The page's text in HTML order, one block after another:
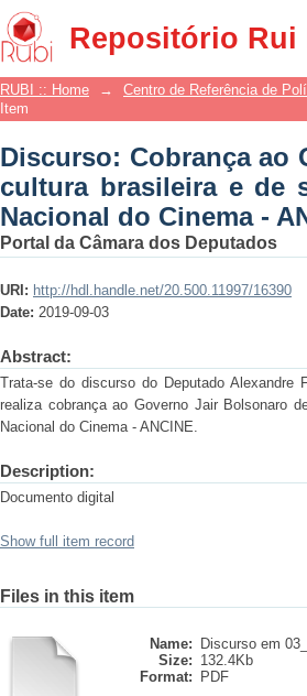
Repositório Rui
Discurso: Cobrança
solução para a gestão
RUBI :: Home → Centro de Referência de
Item
Discurso: Cobrança ao
cultura brasileira e de
Nacional do Cinema -
Portal da Câmara dos Deputados
URI: http://hdl.handle.net/20.500.11997/16390
Date: 2019-09-03
Abstract:
Trata-se do discurso do Deputado
realiza cobrança ao Governo Jair Bolsonaro
Nacional do Cinema - ANCINE.
Description:
Documento digital
Show full item record
Files in this item
Name:
Discurso em
Size: 132.4Kb
Format:
PDF